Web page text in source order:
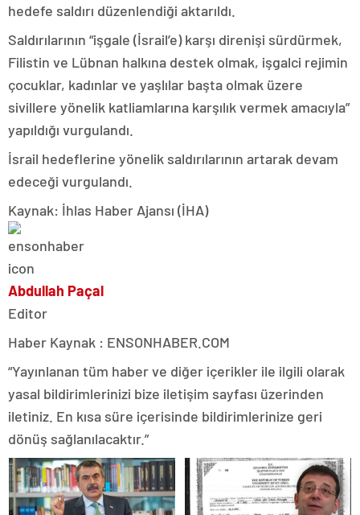
hedefe saldırı düzenlendiği aktarıldı.
Saldırılarının “işgale (İsrail’e) karşı direnişi sürdürmek,
Filistin ve Lübnan halkına destek olmak, işgalci rejimin
çocuklar, kadınlar ve yaşlılar başta olmak üzere
sivillere yönelik katliamlarına karşılık vermek amacıyla”
yapıldığı vurgulandı.
İsrail hedeflerine yönelik saldırılarının artarak devam
edeceği vurgulandı.
Kaynak: İhlas Haber Ajansı (İHA)
Abdullah Paçal
Editor
Haber Kaynak : ENSONHABER.COM
“Yayınlanan tüm haber ve diğer içerikler ile ilgili olarak
yasal bildirimlerinizi bize iletişim sayfası üzerinden
iletiniz. En kısa süre içerisinde bildirimlerinize geri
dönüş sağlanılacaktır.”